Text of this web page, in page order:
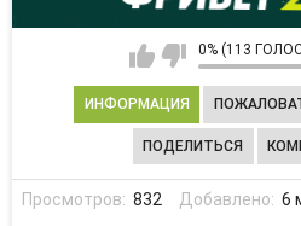
0% (113
ИНФОРМАЦИЯ
ПОДЕЛИТЬСЯ
Просмотров: 832 Добавлено: 6